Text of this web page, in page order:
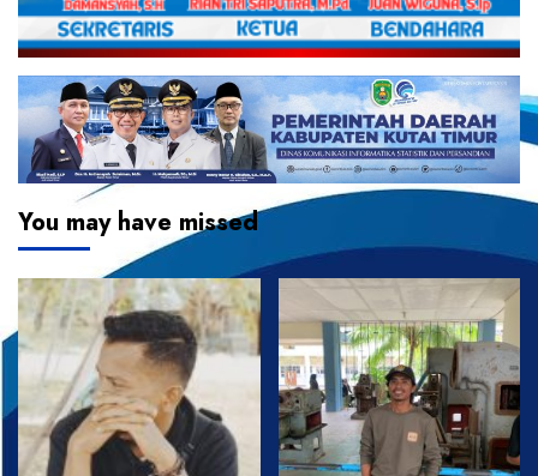
You may have missed